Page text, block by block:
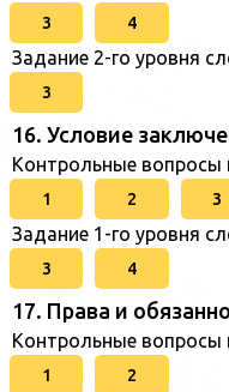
3 4
Задание 2-го уровня
3
16. Условие
Контрольные вопросы
1 2 3
Задание 1-го уровня
3 4
17. Права и
Контрольные вопросы
1 2